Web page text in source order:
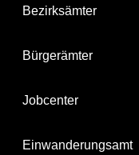
Bezirksämter
Bürgerämter
Jobcenter
Einwanderungsamt